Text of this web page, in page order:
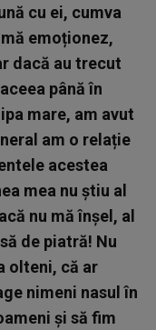
cu ei, cumva
emoționez,
dacă au trecut
până în
mare, am avut
am o relație
acestea
mea nu știu al
nu mă înșel, al
de piatră! Nu
olteni, că ar
nimeni nasul în
și să fim